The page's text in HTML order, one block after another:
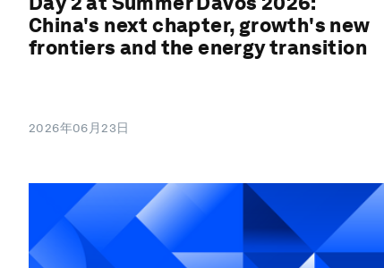
China's next chapter, growth's new
frontiers and the energy transition
2026年06月23日